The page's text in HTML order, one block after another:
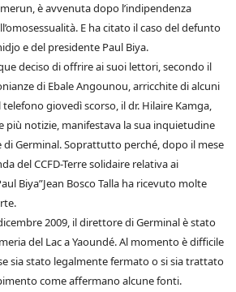
è avvenuta dopo l’indipendenza
E ha citato il caso del defunto
e del presidente Paul Biya.
deciso di offrire ai suoi lettori, secondo il
di Ebale Angounou, arricchite di alcuni
giovedì scorso, il dr. Hilaire Kamga,
più notizie, manifestava la sua inquietudine
Germinal. Soprattutto perché, dopo il mese
del CCFD-Terre solidaire relativa ai
Biya”Jean Bosco Talla ha ricevuto molte
2009, il direttore di Germinal è stato
del Lac a Yaoundé. Al momento è difficile
sia stato legalmente fermato o si sia trattato
come affermano alcune fonti.